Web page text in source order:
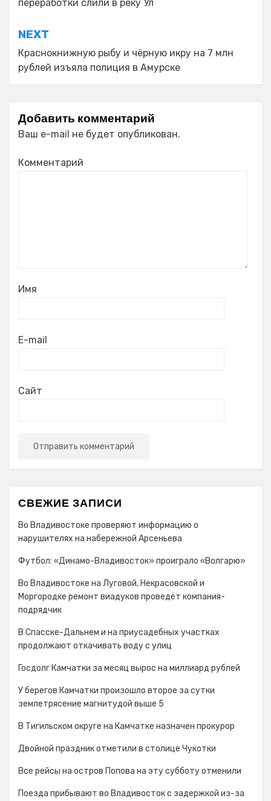
переработки слили в реку Ул
NEXT
Краснокнижную рыбу и чёрную икру на 7 млн
рублей изъяла полиция в Амурске
Добавить комментарий
Ваш e-mail не будет опубликован.
Комментарий
Имя
E-mail
Сайт
СВЕЖИЕ ЗАПИСИ
Во Владивостоке проверяют информацию о
нарушителях на набережной Арсеньева
Футбол: «Динамо-Владивосток» проиграло «Волгарю»
Во Владивостоке на Луговой, Некрасовской и
Моргородке ремонт виадуков проведёт компания-
подрядчик
В Спасске-Дальнем и на приусадебных участках
продолжают откачивать воду с улиц
Госдолг Камчатки за месяц вырос на миллиард рублей
У берегов Камчатки произошло второе за сутки
землетрясение магнитудой выше 5
В Тигильском округе на Камчатке назначен прокурор
Двойной праздник отметили в столице Чукотки
Все рейсы на остров Попова на эту субботу отменили
Поезда прибывают во Владивосток с задержкой из-за